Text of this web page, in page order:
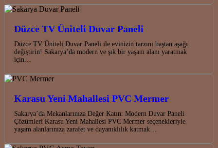
Düzce TV Üniteli Duvar Paneli
Düzce TV Üniteli Duvar Paneli ile evinizin tarzını baştan aşağı
değiştirin! Sakarya’da modern ve şık bir yaşam alanı yaratmak
için…
Karasu Yeni Mahallesi PVC Mermer
Sakarya’da Mekanlarınıza Değer Katın: Modern Duvar Paneli
Çözümleri Karasu Yeni Mahallesi PVC Mermer seçenekleriyle
yaşam alanlarınıza zarafet ve dayanıklılık katmak…